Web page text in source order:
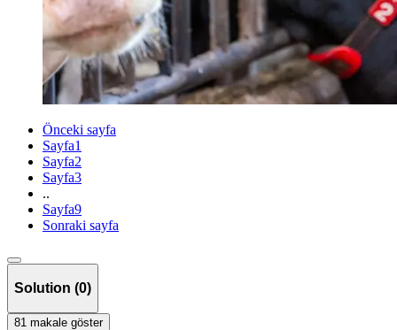
Önceki sayfa
Sayfa1
Sayfa2
Sayfa3
..
Sayfa9
Sonraki sayfa
Solution (0)
81 makale göster